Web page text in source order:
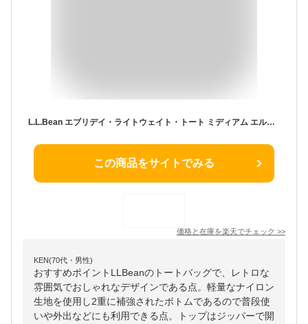
L.L.Bean エブリデイ・ライトウェイト・トート ミディアム エルエルビーン バッグ トートバッグ ブラック ブルー グリーン パープル ネイビー【送料無料】
この商品をサイトでみる
価格と在庫を楽天でチェック >>
KEN(70代・男性)
おすすめポイントLLBeanのトートバッグで、レトロな
雰囲気でおしゃれなデザインである点。軽量なナイロン
生地を使用し2重に補強されたボトムであるので普段使
いや外出などにも利用できる点。トップはジッパーで開